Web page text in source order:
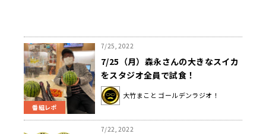
番組レポ
7/25, 2022
7/25（月）森永さんの大きなスイカ
をスタジオ全員で試食！
大竹まこと ゴールデンラジオ！
7/22, 2022